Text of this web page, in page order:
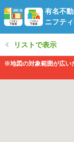
有名不
ニフテ
リストで表示
※地図の対象範囲が広い